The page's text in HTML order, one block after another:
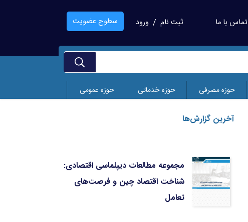
تماس با ما ثبت نام / ورود سطوح عضویت
حوزه مصرفی حوزه خدماتی حوزه عمومی
آخرین گزارش‌ها
مجموعه مطالعات دیپلماسی اقتصادی:
شناخت اقتصاد چین و فرصت‌های
تعامل